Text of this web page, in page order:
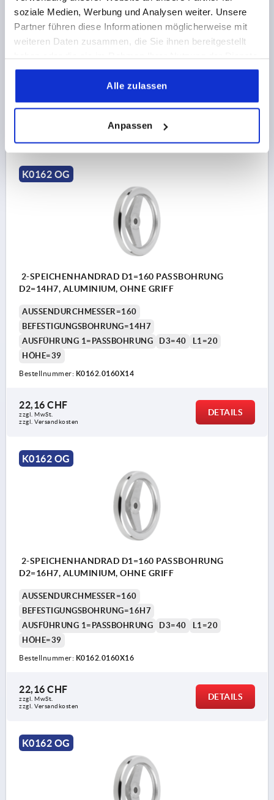
soziale Medien, Werbung und Analysen weiter. Unsere
Partner führen diese Informationen möglicherweise mit
weiteren Daten zusammen, die Sie ihnen bereitgestellt
gesammelt haben.
Alle zulassen
Anpassen
D2=14H7, ALUMINIUM, OHNE GRIFF
AUSSENDURCHMESSER=125
BEFESTIGUNGSBOHRUNG=14H7
HÖHE=33,5
K0162.0125X14
K0162 OG
2-SPEICHENHANDRAD D1=160 PASSBOHRUNG
D2=14H7, ALUMINIUM, OHNE GRIFF
AUSSENDURCHMESSER=160
BEFESTIGUNGSBOHRUNG=14H7
AUSFÜHRUNG 1=PASSBOHRUNG
D3=40
L1=20
HÖHE=39
Bestellnummer: K0162.0160X14
22,16 CHF
zzgl. MwSt.
zzgl. Versandkosten
DETAILS
K0162 OG
2-SPEICHENHANDRAD D1=160 PASSBOHRUNG
D2=16H7, ALUMINIUM, OHNE GRIFF
AUSSENDURCHMESSER=160
BEFESTIGUNGSBOHRUNG=16H7
AUSFÜHRUNG 1=PASSBOHRUNG
D3=40
L1=20
HÖHE=39
Bestellnummer: K0162.0160X16
22,16 CHF
zzgl. MwSt.
zzgl. Versandkosten
DETAILS
K0162 OG